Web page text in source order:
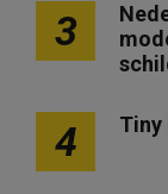
3
4 Tiny